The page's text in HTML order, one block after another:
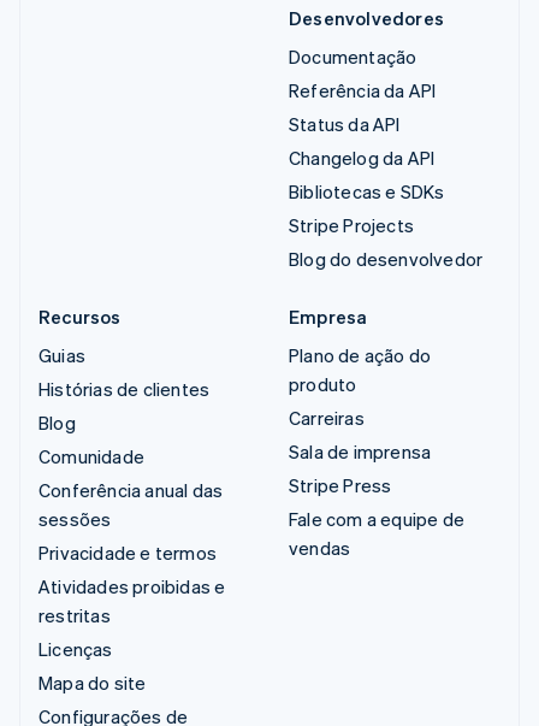
Desenvolvedores
Documentação
Referência da API
Status da API
Changelog da API
Bibliotecas e SDKs
Stripe Projects
Blog do desenvolvedor
Recursos
Guias
Histórias de clientes
Blog
Comunidade
Conferência anual das
sessões
Privacidade e termos
Atividades proibidas e
restritas
Licenças
Mapa do site
Configurações de
Empresa
Plano de ação do
produto
Carreiras
Sala de imprensa
Stripe Press
Fale com a equipe de
vendas